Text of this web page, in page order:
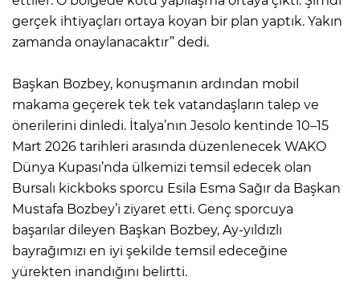
gerçek ihtiyaçları ortaya koyan bir plan yaptık. Yakın
zamanda onaylanacaktır” dedi.
Başkan Bozbey, konuşmanın ardından mobil
makama geçerek tek tek vatandaşların talep ve
önerilerini dinledi. İtalya’nın Jesolo kentinde 10–15
Mart 2026 tarihleri arasında düzenlenecek WAKO
Dünya Kupası’nda ülkemizi temsil edecek olan
Bursalı kickboks sporcu Esila Esma Sağır da Başkan
Mustafa Bozbey’i ziyaret etti. Genç sporcuya
başarılar dileyen Başkan Bozbey, Ay-yıldızlı
bayrağımızı en iyi şekilde temsil edeceğine
yürekten inandığını belirtti.